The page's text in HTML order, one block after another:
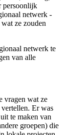
persoonlijk
netwerk -
ze zouden
netwerk te
van alle
vragen wat ze
Er was
te maken van
groepen) die